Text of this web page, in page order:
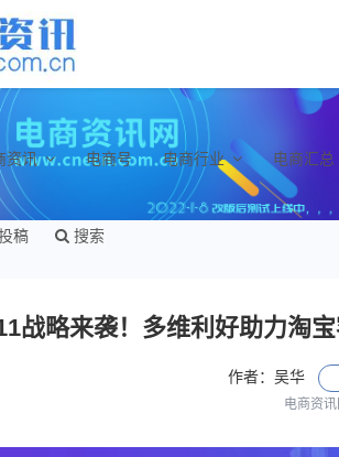
资讯 电商号 电商行业 电商汇总
稿 搜索
战略来袭！多维利好助力淘
作者：吴华
电商资讯